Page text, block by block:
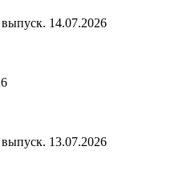
14.07.2026
13.07.2026